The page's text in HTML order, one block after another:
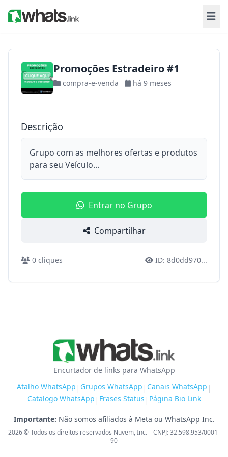
Promoções Estradeiro #1
compra-e-venda há 9 meses
Descrição
Grupo com as melhores ofertas e produtos
para seu Veículo...
Entrar no Grupo
Compartilhar
0 cliques ID: 8d0dd970...
Encurtador de links para WhatsApp
Atalho WhatsApp | Grupos WhatsApp | Canais WhatsApp |
Catalogo WhatsApp | Frases Status | Página Bio Link
Importante: Não somos afiliados à Meta ou WhatsApp Inc.
2026© Todos os direitos reservados Nuvem, Inc. – CNPJ: 32.598.953/0001-
90